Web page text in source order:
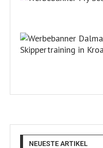
NEUESTE ARTIKEL